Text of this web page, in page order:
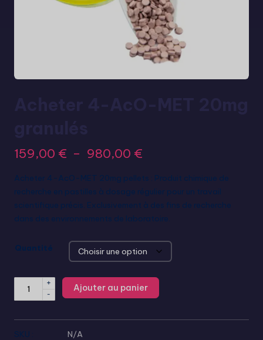
159,00 € – 980,00 €
Acheter 4-AcO-MET 20mg pellets : Produit chimique de
recherche en pastilles à dosage régulier pour un travail
scientifique précis. Exclusivement à des fins de recherche
dans des environnements de laboratoire.
Quantité
-
+
Ajouter au panier
SKU :
N/A